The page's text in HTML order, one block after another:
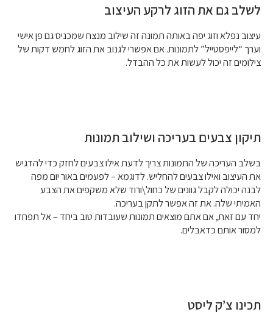
לשלב גם את הזוג לרקע העיצוב
עיצוב נפלא וזוג יפה באותה תמונה זה שילוב מנצח שמכניס גם פן אישי
וערך “לייפסטייל” לתמונות. אם אפשרי לגנוב את הזוג לחמש דקות של
צילומים זה יכול לעשות את כל ההבדל.
תיקון צבעים בעריכה ושילוב תמונות
בשלב העריכה של התמונות צריך לדעת אילו צבעים לחזק כדי להדגיש
את העיצוב ואילו צבעים להחליש. לדוגמא – לפעמים באור יום מפה
לבנה יכולה לקבל גוונים של כחול\ורוד שלא משקפים את הצבע
האמיתי שלה. את זה אפשר לתקן בעריכה.
יחד עם זאת, אם אתם מוצאים תמונות שעובדות טוב ביחד – אל תפחדו
למסור אותם כדאבלים.
תכינו צ’ק ליסט